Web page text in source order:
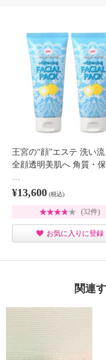
王宮の“顔”エステ 洗い
全顔透明美肌へ 角質・保
…
¥13,600 (税込)
(32件)
お気に入りに登録
関連